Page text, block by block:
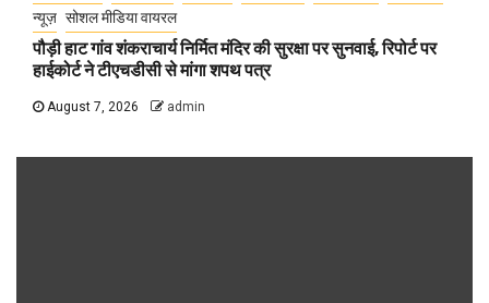
न्यूज़ सोशल मीडिया वायरल
पौड़ी हाट गांव शंकराचार्य निर्मित मंदिर की सुरक्षा पर सुनवाई, रिपोर्ट पर
हाईकोर्ट ने टीएचडीसी से मांगा शपथ पत्र
August 7, 2026 admin